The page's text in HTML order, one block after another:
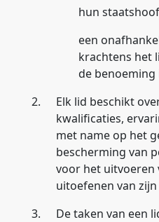
hun
een
krachtens het
de benoeming
2.
Elk lid beschikt
kwalificaties,
met name op het
bescherming van
voor het uitvoeren
uitoefenen van
3.
De taken van een